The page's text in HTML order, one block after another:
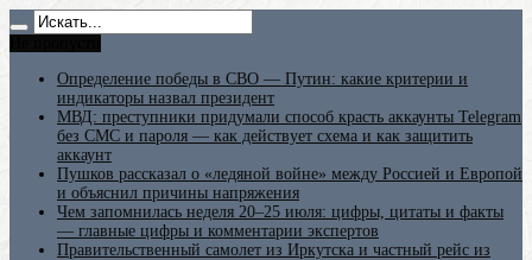
Определение победы в СВО — Путин: какие критерии и
индикаторы назвал президент
МВД: преступники придумали способ красть аккаунты Telegram
без СМС и пароля — как действует схема и как защитить
аккаунт
Пушков рассказал о «ледяной войне» между Россией и Европой
и объяснил причины напряжения
Чем запомнилась неделя 20–25 июля: цифры, цитаты и факты
— главные цифры и комментарии экспертов
Правительственный самолет из Иркутска и частный рейс из